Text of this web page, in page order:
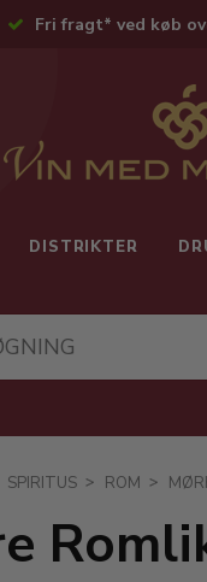
Fri fragt* ved køb
DISTRIKTER
SPIRITUS ROM